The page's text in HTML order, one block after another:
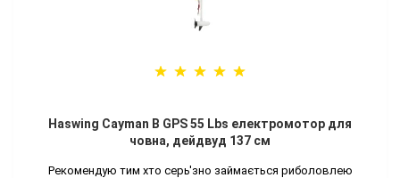
Haswing Cayman B GPS 55 Lbs електромотор для
човна, дейдвуд 137 см
Рекомендую тим хто серь'зно займається риболовлею